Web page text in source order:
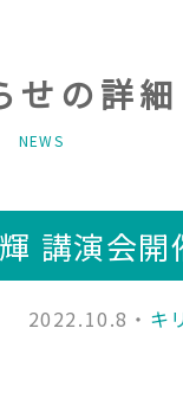
せの詳細
NEWS
講演会開
2022.10.8・ キ